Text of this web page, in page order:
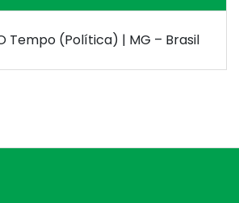
Tempo (Política) | MG – Brasil